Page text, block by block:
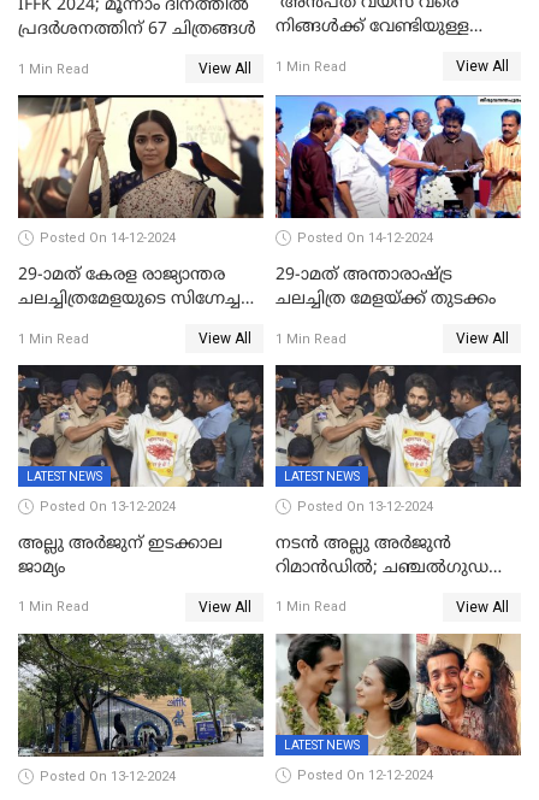
IFFK 2024; മൂന്നാം ദിനത്തില്‍
പ്രദര്‍ശനത്തിന് 67 ചിത്രങ്ങള്‍
1 Min Read View All
നിങ്ങള്‍ക്ക് വേണ്ടിയുള്ള
കൂട്ട് ആവശ്യമുണ്ട്; കല്യാണം
കഴിക്കാമെന്ന് തോന്നി
തുടങ്ങിയിട്ടുണ്ടെന്ന് നിഷ
സാരംഗ്
1 Min Read View All
Posted On 14-12-2024
29-ാമത് കേരള രാജ്യാന്തര
ചലച്ചിത്രമേളയുടെ സിഗ്നേച്ചർ
1 Min Read View All
Posted On 14-12-2024
29-ാമത് അന്താരാഷ്‌ട്ര
ചലച്ചിത്ര മേളയ്‌ക്ക് തുടക്കം
1 Min Read View All
LATEST NEWS
Posted On 13-12-2024
അല്ലു അർജുന് ഇടക്കാല
ജാമ്യം
1 Min Read View All
LATEST NEWS
Posted On 13-12-2024
നടൻ അല്ലു അർജുൻ
റിമാൻഡിൽ; ചഞ്ചൽഗുഡ
1 Min Read View All
Posted On 13-12-2024
LATEST NEWS
Posted On 12-12-2024